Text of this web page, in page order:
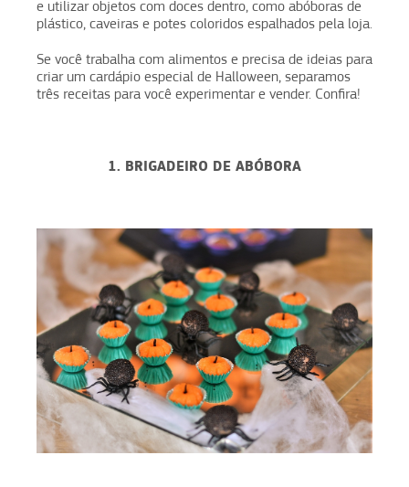
e utilizar objetos com doces dentro, como abóboras de
plástico, caveiras e potes coloridos espalhados pela loja.
Se você trabalha com alimentos e precisa de ideias para
criar um cardápio especial de Halloween, separamos
três receitas para você experimentar e vender. Confira!
1. BRIGADEIRO DE ABÓBORA